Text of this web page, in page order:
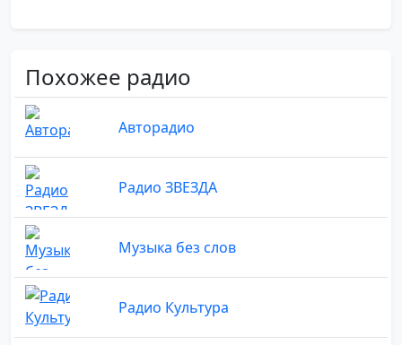
Похожее радио
Авторадио
Радио ЗВЕЗДА
Музыка без слов
Радио Культура